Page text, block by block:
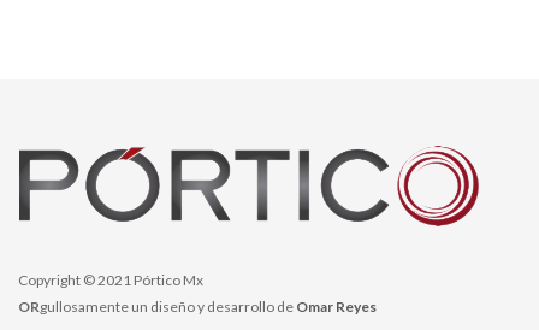
Copyright © 2021 Pórtico Mx
ORgullosamente un diseño y desarrollo de Omar Reyes